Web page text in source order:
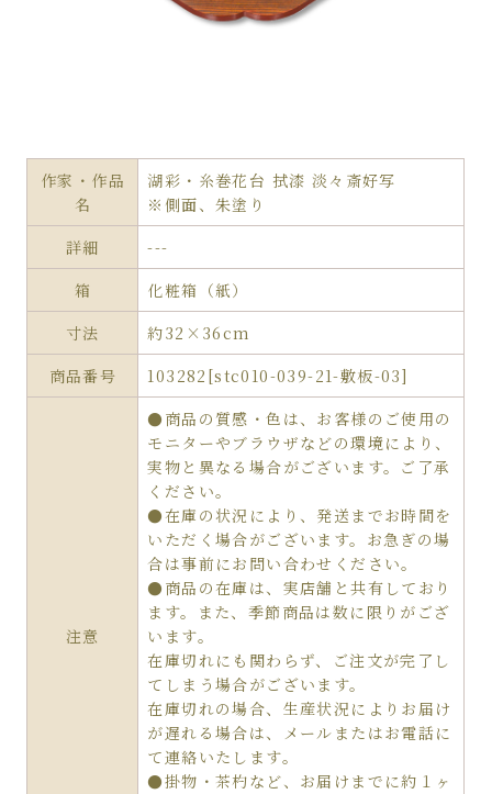
作家・作品
名
湖彩・糸巻花台 拭漆 淡々斎好写
※側面、朱塗り
詳細
---
箱
化粧箱（紙）
寸法
約32×36cm
商品番号
103282[stc010-039-21-敷板-03]
注意
●商品の質感・色は、お客様のご使用の
モニターやブラウザなどの環境により、
実物と異なる場合がございます。ご了承
ください。
●在庫の状況により、発送までお時間を
いただく場合がございます。お急ぎの場
合は事前にお問い合わせください。
●商品の在庫は、実店舗と共有しており
ます。また、季節商品は数に限りがござ
います。
在庫切れにも関わらず、ご注文が完了し
てしまう場合がございます。
在庫切れの場合、生産状況によりお届け
が遅れる場合は、メールまたはお電話に
て連絡いたします。
●掛物・茶杓など、お届けまでに約１ヶ